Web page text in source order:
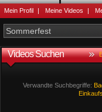
Mein Profil | Meine Videos |
Videos Suchen
Verwandte Suchbegriffe: